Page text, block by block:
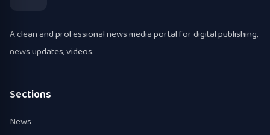
A clean and professional news media portal for digital publishing,
news updates, videos.
Sections
News